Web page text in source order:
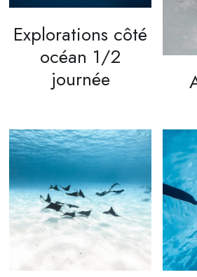
Explorations côté
océan 1/2
journée